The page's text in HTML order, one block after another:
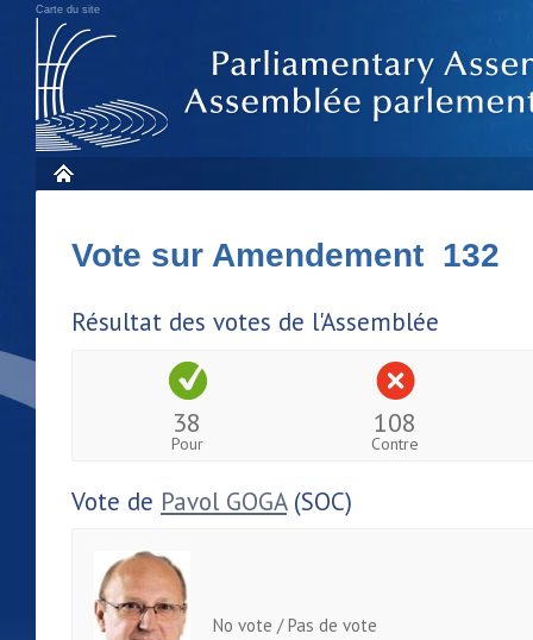
Carte du site
Vote sur Amendement 132
Résultat des votes de l'Assemblée
38
Pour
108
Contre
Vote de Pavol GOGA(SOC)
No vote / Pas de vote